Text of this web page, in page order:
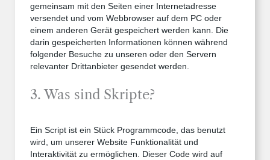
gemeinsam mit den Seiten einer Internetadresse
versendet und vom Webbrowser auf dem PC oder
einem anderen Gerät gespeichert werden kann. Die
darin gespeicherten Informationen können während
folgender Besuche zu unseren oder den Servern
relevanter Drittanbieter gesendet werden.
3. Was sind Skripte?
Ein Script ist ein Stück Programmcode, das benutzt
wird, um unserer Website Funktionalität und
Interaktivität zu ermöglichen. Dieser Code wird auf